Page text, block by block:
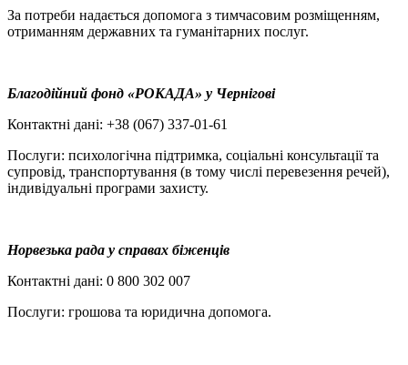
За потреби надається допомога з тимчасовим розміщенням,
отриманням державних та гуманітарних послуг.
Благодійний фонд «РОКАДА» у Чернігові
Контактні дані: +38 (067) 337-01-61
Послуги: психологічна підтримка, соціальні консультації та
супровід, транспортування (в тому числі перевезення речей),
індивідуальні програми захисту.
Норвезька рада у справах біженців
Контактні дані: 0 800 302 007
Послуги: грошова та юридична допомога.